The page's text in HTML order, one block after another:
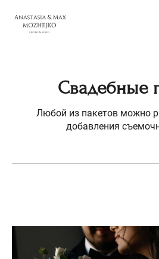
Свадебные
Любой из пакетов можно
добавления